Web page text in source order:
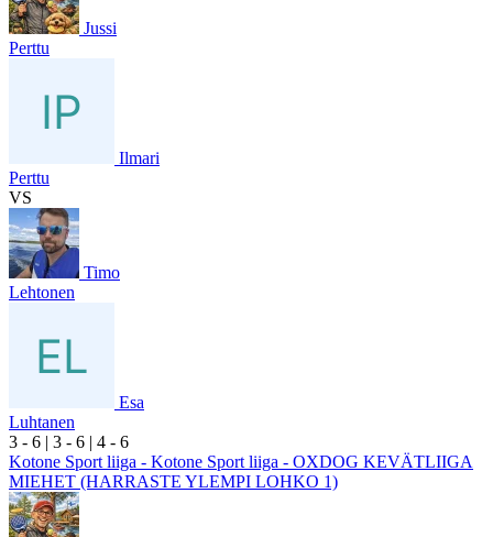
Jussi
Perttu
Ilmari
Perttu
VS
Timo
Lehtonen
Esa
Luhtanen
3 - 6 | 3 - 6 | 4 - 6
Kotone Sport liiga - Kotone Sport liiga - OXDOG KEVÄTLIIGA
MIEHET (HARRASTE YLEMPI LOHKO 1)